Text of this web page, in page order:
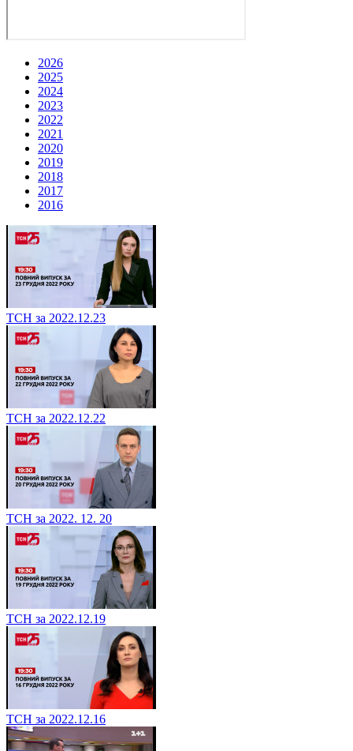
2026
2025
2024
2023
2022
2021
2020
2019
2018
2017
2016
ТСН за 2022.12.23
ТСН за 2022.12.22
ТСН за 2022. 12. 20
ТСН за 2022.12.19
ТСН за 2022.12.16